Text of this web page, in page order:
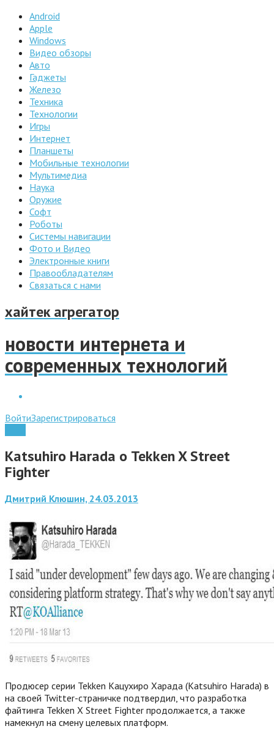
Android
Apple
Windows
Видео обзоры
Авто
Гаджеты
Железо
Техника
Технологии
Игры
Интернет
Планшеты
Мобильные технологии
Мультимедиа
Наука
Оружие
Софт
Роботы
Системы навигации
Фото и Видео
Электронные книги
Правообладателям
Связаться с нами
хайтек агрегатор
новости интернета и
современных технологий
ВойтиЗарегистрироваться
Katsuhiro Harada о Tekken X Street
Fighter
Дмитрий Клюшин, 24.03.2013
Продюсер серии Tekken Кацухиро Харада (Katsuhiro Harada) в
на своей Twitter-страничке подтвердил, что разработка
файтинга Tekken X Street Fighter продолжается, а также
намекнул на смену целевых платформ.